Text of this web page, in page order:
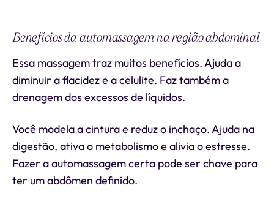
Benefícios da automassagem na região abdominal
Essa massagem traz muitos benefícios. Ajuda a
diminuir a flacidez e a celulite. Faz também a
drenagem dos excessos de líquidos.
Você modela a cintura e reduz o inchaço. Ajuda na
digestão, ativa o metabolismo e alivia o estresse.
Fazer a automassagem certa pode ser chave para
ter um abdômen definido.